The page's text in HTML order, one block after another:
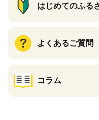
はじめてのふる
よくあるご質問
コラム